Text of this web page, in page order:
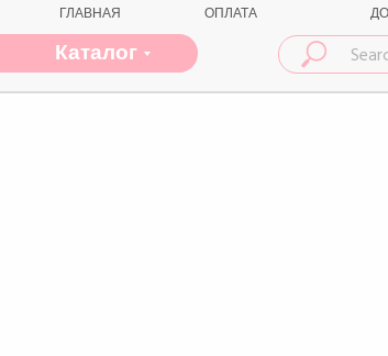
ОПЛАТА
ГЛАВНАЯ
Каталог